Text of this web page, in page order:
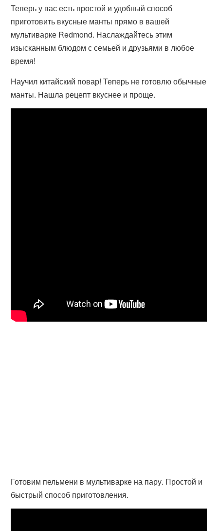
Теперь у вас есть простой и удобный способ
приготовить вкусные манты прямо в вашей
мультиварке Redmond. Наслаждайтесь этим
изысканным блюдом с семьей и друзьями в любое
время!
Научил китайский повар! Теперь не готовлю обычные
манты. Нашла рецепт вкуснее и проще.
Готовим пельмени в мультиварке на пару. Простой и
быстрый способ приготовления.